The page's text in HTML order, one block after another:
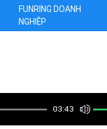
FUNRING DOANH
NGHIỆP
03:43